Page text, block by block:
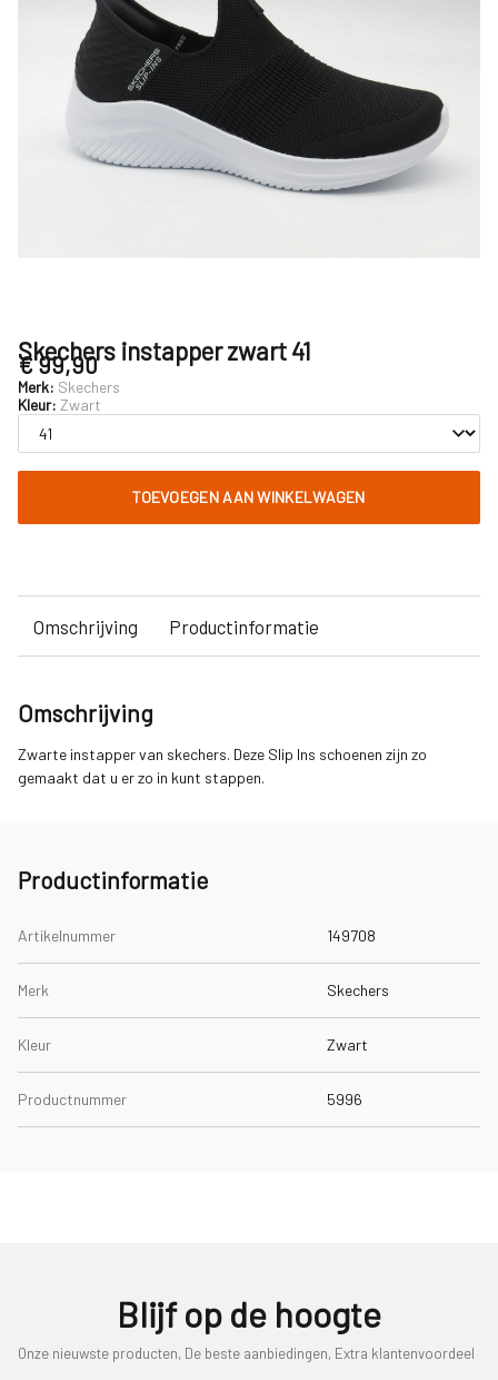
Skechers instapper zwart 41
€ 99,90
Merk: Skechers
Kleur: Zwart
TOEVOEGEN AAN WINKELWAGEN
Omschrijving Productinformatie
Omschrijving
Zwarte instapper van skechers. Deze Slip Ins schoenen zijn zo
gemaakt dat u er zo in kunt stappen.
Productinformatie
Artikelnummer 149708
Merk Skechers
Kleur Zwart
Productnummer 5996
Blijf op de hoogte
Onze nieuwste producten, De beste aanbiedingen, Extra klantenvoordeel